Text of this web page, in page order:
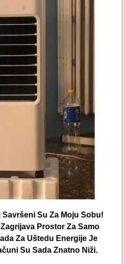
Su Za Moju Sobu!
Prostor Za Samo
Za Uštedu Energije Je
Su Sada Znatno Niži.